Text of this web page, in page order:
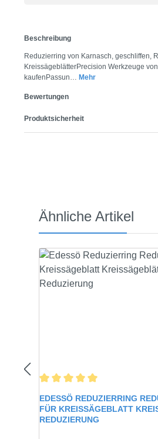
Beschreibung
Reduzierring von Karnasch, geschliffen,
KreissägeblätterPrecision Werkzeuge
kaufenPassun… Mehr
Bewertungen
Produktsicherheit
Produktgalerie überspringen
Ähnliche Artikel
Durchschnittliche
EDESSÖ REDUZIERRING
FÜR KREISSÄGEBLATT
REDUZIERUNG